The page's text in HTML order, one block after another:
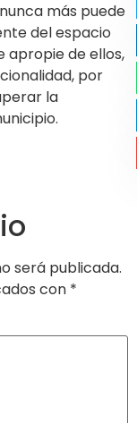
más puede
del espacio
apropie de ellos,
por
la
será publicada.
con *